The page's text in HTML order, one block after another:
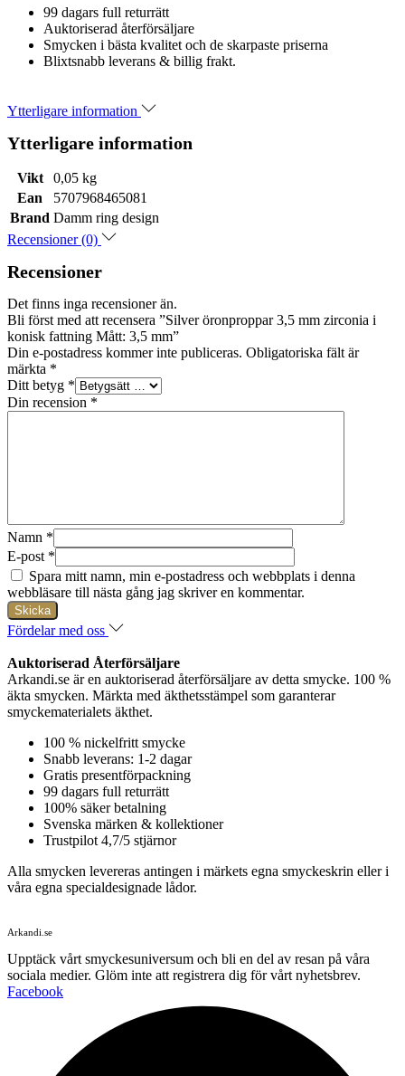
99 dagars full returrätt
Auktoriserad återförsäljare
Smycken i bästa kvalitet och de skarpaste priserna
Blixtsnabb leverans & billig frakt.
Ytterligare information
Ytterligare information
Vikt
0,05 kg
Ean
5707968465081
Brand Damm ring design
Recensioner (0)
Recensioner
Det finns inga recensioner än.
Bli först med att recensera ”Silver öronproppar 3,5 mm zirconia i
konisk fattning Mått: 3,5 mm”
Din e-postadress kommer inte publiceras. Obligatoriska fält är
märkta *
Ditt betyg *
Din recension *
Namn *
E-post *
Spara mitt namn, min e-postadress och webbplats i denna
webbläsare till nästa gång jag skriver en kommentar.
Fördelar med oss
Auktoriserad Återförsäljare
Arkandi.se är en auktoriserad återförsäljare av detta smycke. 100 %
äkta smycken. Märkta med äkthetsstämpel som garanterar
smyckematerialets äkthet.
100 % nickelfritt smycke
Snabb leverans: 1-2 dagar
Gratis presentförpackning
99 dagars full returrätt
100% säker betalning
Svenska märken & kollektioner
Trustpilot 4,7/5 stjärnor
Alla smycken levereras antingen i märkets egna smyckeskrin eller i
våra egna specialdesignade lådor.
Arkandi.se
Upptäck vårt smyckesuniversum och bli en del av resan på våra
sociala medier. Glöm inte att registrera dig för vårt nyhetsbrev.
Facebook